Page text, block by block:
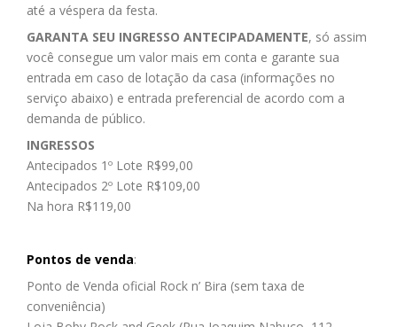
até a véspera da festa.
GARANTA SEU INGRESSO ANTECIPADAMENTE, só assim
você consegue um valor mais em conta e garante sua
entrada em caso de lotação da casa (informações no
serviço abaixo) e entrada preferencial de acordo com a
demanda de público.
INGRESSOS
Antecipados 1º Lote R$99,00
Antecipados 2º Lote R$109,00
Na hora R$119,00
Pontos de venda:
Ponto de Venda oficial Rock n’ Bira (sem taxa de
conveniência)